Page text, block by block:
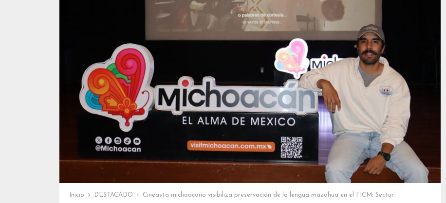
Inicio DESTACADO Cineasta michoacano visibiliza preservación de la lengua mazahua en el FICM: Sectur